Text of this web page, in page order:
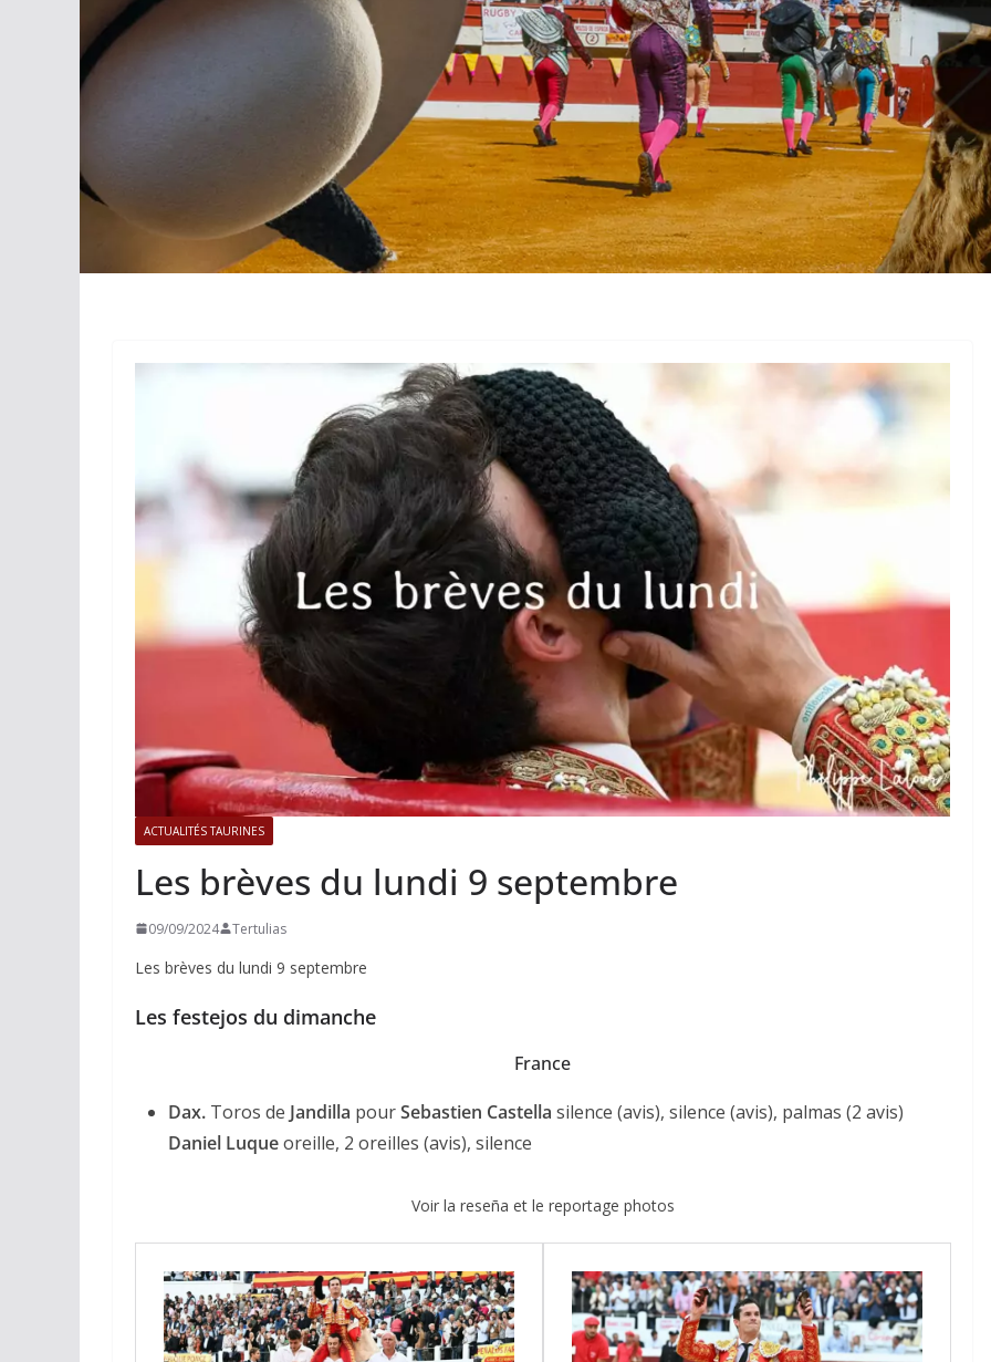
ACTUALITÉS TAURINES
Les brèves du lundi 9 septembre
09/09/2024 Tertulias
Les brèves du lundi 9 septembre
Les festejos du dimanche
France
Dax. Toros de Jandilla pourSebastien Castella silence (avis), silence (avis), palmas (2 avis)
Daniel Luqueoreille, 2 oreilles (avis), silence
Voir la reseña et le reportage photos
ACTUALITÉS TAURINES PHOTOS TAURINES 2026
Istres, l’ouverture en
photos
19/06/2026 Tertulias
ACTUALITÉS TAURINES
Bayonne, la corrida des
fêtes en photos
17/07/2026 Tertulias